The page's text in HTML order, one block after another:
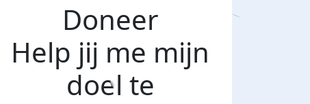
Doneer
Help jij me mijn
doel te